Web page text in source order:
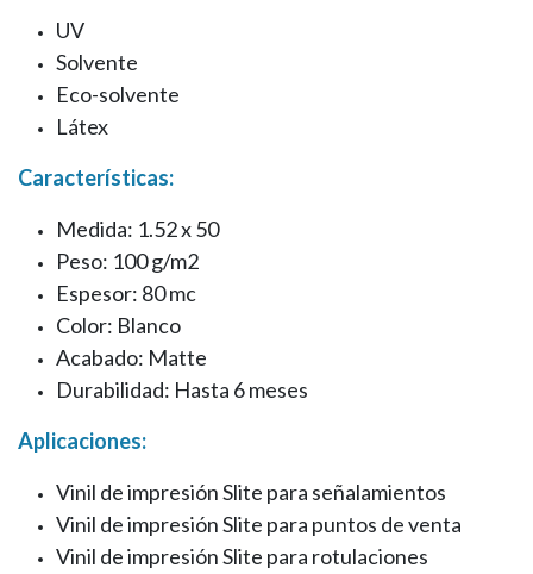
UV
Solvente
Eco-solvente
Látex
Características:
Medida: 1.52 x 50
Peso: 100 g/m2
Espesor: 80 mc
Color: Blanco
Acabado: Matte
Durabilidad: Hasta 6 meses
Aplicaciones:
Vinil de impresión Slite para señalamientos
Vinil de impresión Slite para puntos de venta
Vinil de impresión Slite para rotulaciones